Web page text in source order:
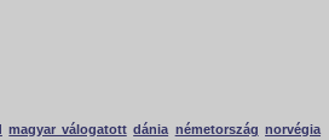
magyar válogatott dánia németország norvégia